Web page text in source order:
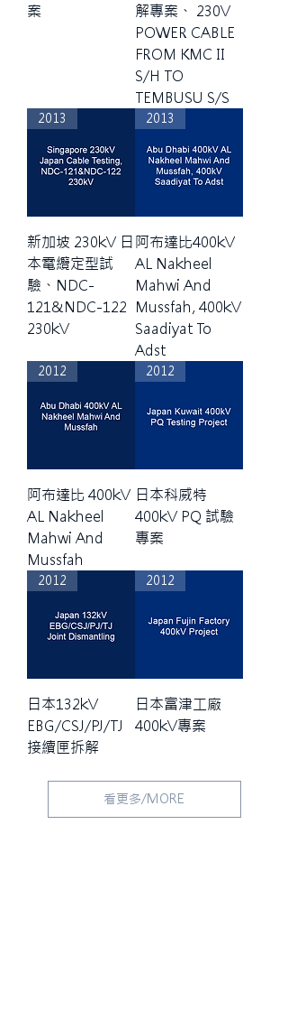
案
解專案、 230V
POWER CABLE
FROM KMC II
S/H TO
TEMBUSU S/S
2013
新加坡 230kV 日
本電纜定型試
驗、NDC-
121&NDC-122
230kV
2013
阿布達比400kV
AL Nakheel
Mahwi And
Mussfah, 400kV
Saadiyat To
Adst
2012
阿布達比 400kV
AL Nakheel
Mahwi And
Mussfah
2012
日本科威特
400kV PQ 試驗
專案
2012
日本132kV
EBG/CSJ/PJ/TJ
接續匣拆解
2012
日本富津工廠
400kV專案
看更多/MORE